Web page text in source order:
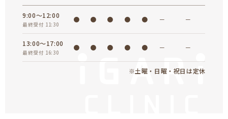
9:00～12:00
最終受付 11:30
● ● ● ● ● － －
13:00～17:00
最終受付 16:30
● ● ● ● ● － －
※土曜・日曜・祝日は定休